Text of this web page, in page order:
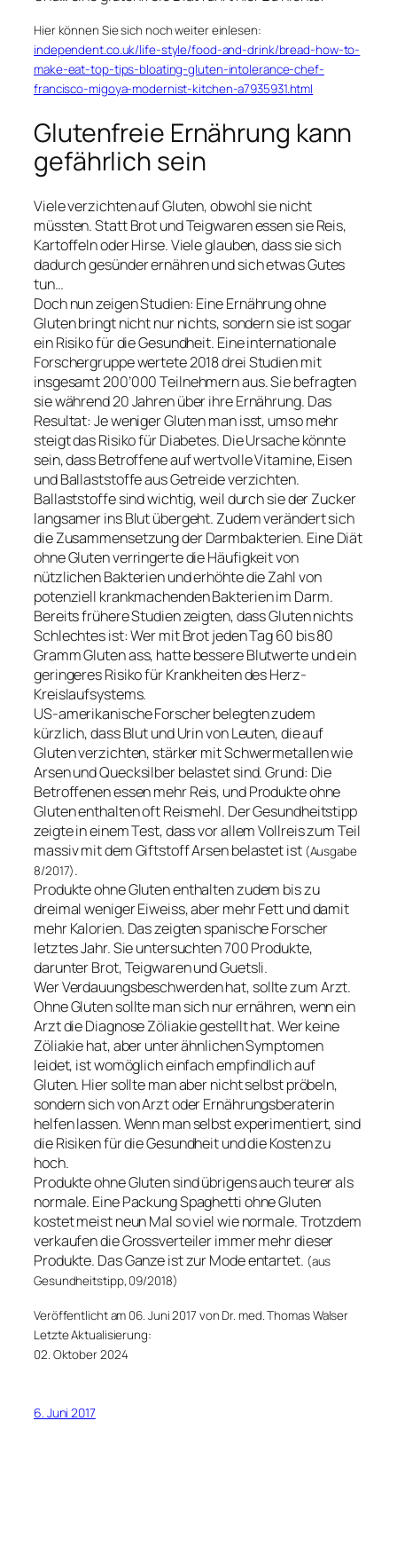
Hier können Sie sich noch weiter einlesen:
independent.co.uk/life-style/food-and-drink/bread-how-to-
make-eat-top-tips-bloating-gluten-intolerance-chef-
francisco-migoya-modernist-kitchen-a7935931.html
Glutenfreie Ernährung kann
gefährlich sein
Viele verzichten auf Gluten, obwohl sie nicht
müssten. Statt Brot und Teigwaren essen sie Reis,
Kartoffeln oder Hirse. Viele glauben, dass sie sich
dadurch gesünder ernähren und sich etwas Gutes
tun…
Doch nun zeigen Studien: Eine Ernährung ohne
Gluten bringt nicht nur nichts, sondern sie ist sogar
ein Risiko für die Gesundheit. Eine internationale
Forschergruppe wertete 2018 drei Studien mit
insgesamt 200’000 Teilnehmern aus. Sie befragten
sie während 20 Jahren über ihre Ernährung. Das
Resultat: Je weniger Gluten man isst, umso mehr
steigt das Risiko für Diabetes. Die Ursache könnte
sein, dass Betroffene auf wertvolle Vitamine, Eisen
und Ballaststoffe aus Getreide verzichten.
Ballaststoffe sind wichtig, weil durch sie der Zucker
langsamer ins Blut übergeht. Zudem verändert sich
die Zusammensetzung der Darmbakterien. Eine Diät
ohne Gluten verringerte die Häufigkeit von
nützlichen Bakterien und erhöhte die Zahl von
potenziell krankmachenden Bakterien im Darm.
Bereits frühere Studien zeigten, dass Gluten nichts
Schlechtes ist: Wer mit Brot jeden Tag 60 bis 80
Gramm Gluten ass, hatte bessere Blutwerte und ein
geringeres Risiko für Krankheiten des Herz-
Kreislaufsystems.
US-amerikanische Forscher belegten zudem
kürzlich, dass Blut und Urin von Leuten, die auf
Gluten verzichten, stärker mit Schwermetallen wie
Arsen und Quecksilber belastet sind. Grund: Die
Betroffenen essen mehr Reis, und Produkte ohne
Gluten enthalten oft Reismehl. Der Gesundheitstipp
zeigte in einem Test, dass vor allem Vollreis zum Teil
massiv mit dem Giftstoff Arsen belastet ist (Ausgabe
8/2017).
Produkte ohne Gluten enthalten zudem bis zu
dreimal weniger Eiweiss, aber mehr Fett und damit
mehr Kalorien. Das zeigten spanische Forscher
letztes Jahr. Sie untersuchten 700 Produkte,
darunter Brot, Teigwaren und Guetsli.
Wer Verdauungsbeschwerden hat, sollte zum Arzt.
Ohne Gluten sollte man sich nur ernähren, wenn ein
Arzt die Diagnose Zöliakie gestellt hat. Wer keine
Zöliakie hat, aber unter ähnlichen Symptomen
leidet, ist womöglich einfach empfindlich auf
Gluten. Hier sollte man aber nicht selbst pröbeln,
sondern sich von Arzt oder Ernährungsberaterin
helfen lassen. Wenn man selbst experimentiert, sind
die Risiken für die Gesundheit und die Kosten zu
hoch.
Produkte ohne Gluten sind übrigens auch teurer als
normale. Eine Packung Spaghetti ohne Gluten
kostet meist neun Mal so viel wie normale. Trotzdem
verkaufen die Grossverteiler immer mehr dieser
Produkte. Das Ganze ist zur Mode entartet. (aus
Gesundheitstipp, 09/2018)
Veröffentlicht am 06. Juni 2017 von Dr. med. Thomas Walser
Letzte Aktualisierung:
02. Oktober 2024
6. Juni 2017